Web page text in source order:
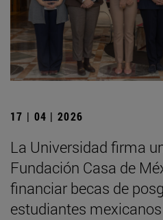
17 | 04 | 2026
La Universidad firma
Fundación Casa de
financiar becas de
estudiantes mexicanos